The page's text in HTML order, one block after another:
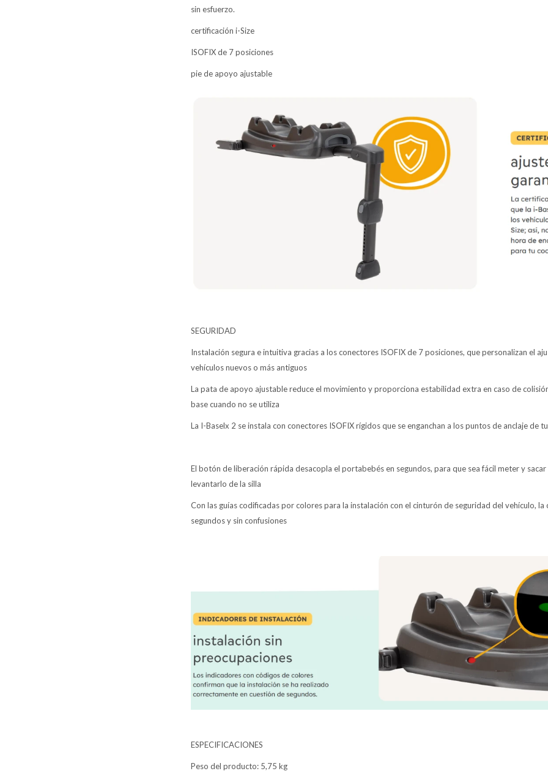
sin esfuerzo.
certificación i-Size
ISOFIX de 7 posiciones
pie de apoyo ajustable
SEGURIDAD
Instalación segura e intuitiva gracias a los conectores ISOFIX de 7 posiciones, que personalizan el
vehículos nuevos o más antiguos
La pata de apoyo ajustable reduce el movimiento y proporciona estabilidad extra en caso de
base cuando no se utiliza
La I-Baselx 2 se instala con conectores ISOFIX rígidos que se enganchan a los puntos de anclaje de
El botón de liberación rápida desacopla el portabebés en segundos, para que sea fácil meter y sacar
levantarlo de la silla
Con las guías codificadas por colores para la instalación con el cinturón de seguridad del vehículo, la
segundos y sin confusiones
ESPECIFICACIONES
Peso del producto: 5,75 kg